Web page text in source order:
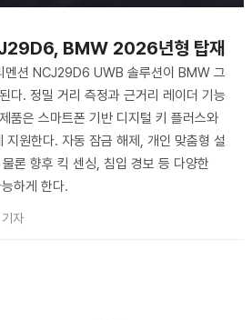
BMW 2026년형 탑재
멘션 NCJ29D6 UWB 솔루션이 BMW 그
다. 정밀 거리 측정과 근거리 레이더 기능
품은 스마트폰 기반 디지털 키 플러스와
지원한다. 자동 잠금 해제, 개인 맞춤형 설
론 향후 킥 센싱, 침입 경보 등 다양한
하게 한다.
자